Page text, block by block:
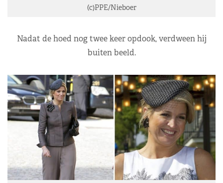
(c)PPE/Nieboer
Nadat de hoed nog twee keer opdook, verdween hij
buiten beeld.